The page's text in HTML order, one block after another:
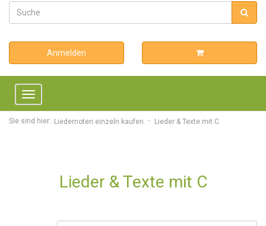
Anmelden
Toggle
navigation
Sie sind hier: Liedernoten einzeln kaufen Lieder & Texte mit C
Lieder & Texte mit C